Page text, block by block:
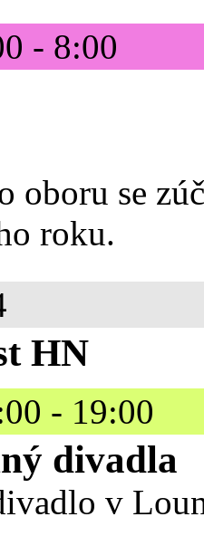
- 8:00
oboru se
roku.
HN
- 19:00
divadla
v